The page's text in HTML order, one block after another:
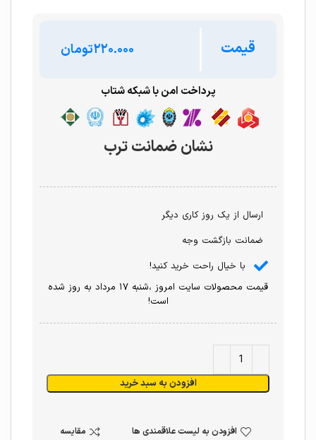
قیمت تومان
پرداخت امن با شبکه شتاب
نشان ضمانت ترب
ارسال از یک روز کاری دیگر
ضمانت بازگشت وجه
با خیال راحت خرید کنید!
قیمت محصولات سایت امروز ،شنبه ۱۷ مرداد به روز شده
است!
افزودن به سبد خرید
افزودن به لیست علاقمندی ها مقایسه